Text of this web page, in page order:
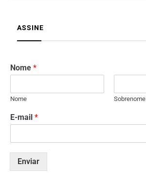
ASSINE
Nome *
Nome Sobrenome
E-mail *
Enviar